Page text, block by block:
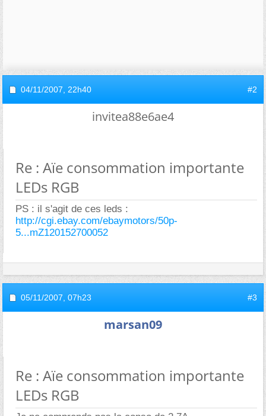
04/11/2007, 22h40 #2
invitea88e6ae4
Re : Aïe consommation importante
LEDs RGB
PS : il s'agit de ces leds :
http://cgi.ebay.com/ebaymotors/50p-
5...mZ120152700052
05/11/2007, 07h23 #3
marsan09
Re : Aïe consommation importante
LEDs RGB